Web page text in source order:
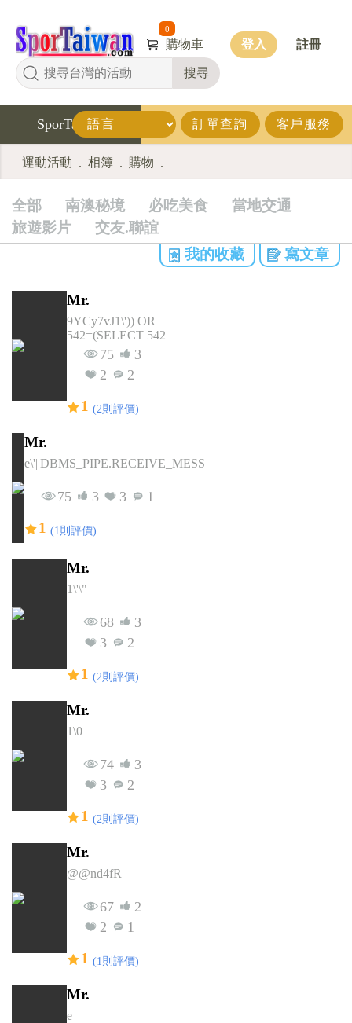
搜尋
0
購物車 登入 註冊
SporTaiwan 訂單查詢 客戶服務
運動活動 . 相簿 . 購物 .
全部 南澳秘境 必吃美食
當地交通
旅遊影片
交友.聯誼
我的收藏
寫文章
Mr.
9YCy7vJ1\')) OR
542=(SELECT 542
FROM
PG_SLEEP(15))--
75
3
2
2
1 (2則評價)
Mr.
75 3 3 1
1 (1則評價)
Mr.
1\'\"
68
3
3
2
1 (2則評價)
Mr.
1\0
74
3
3
2
1 (2則評價)
Mr.
@@nd4fR
67
2
2
1
1 (1則評價)
Mr.
e